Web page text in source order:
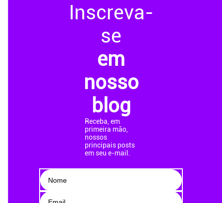
Inscreva-
se
em
nosso
blog
Receba, em
primeira mão,
nossos
principais posts
em seu e-mail.